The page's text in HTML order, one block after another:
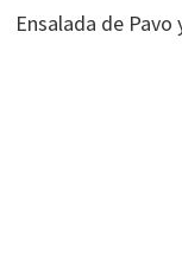
Ensalada de